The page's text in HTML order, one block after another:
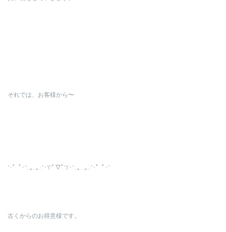
それでは、お客様から〜
*･゜ﾟ･*:.｡..｡.:*･'(*ﾟ▽ﾟ*)’･*:.｡. .｡.:*･゜ﾟ･*
古くからのお得意様です。